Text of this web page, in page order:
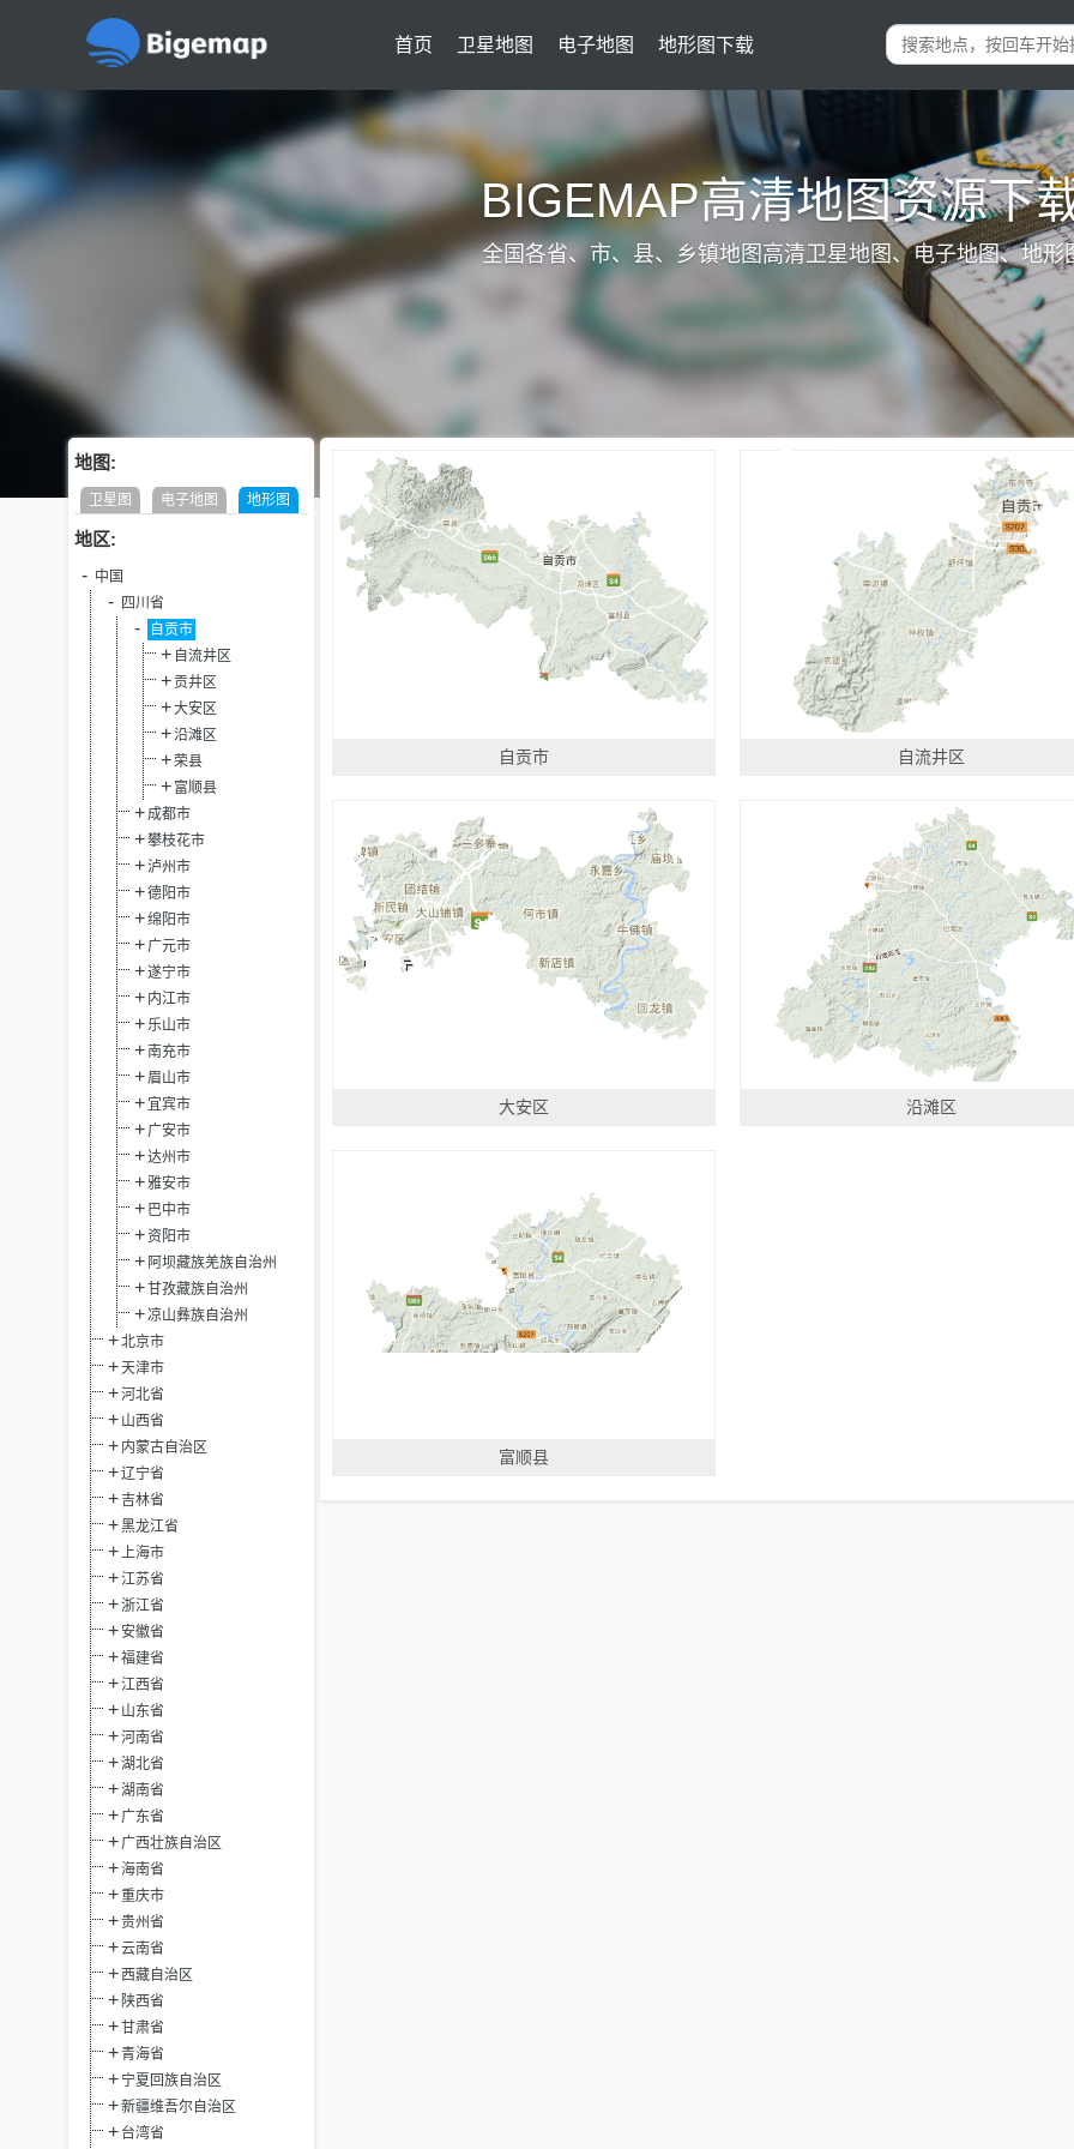
首页 卫星地图 电子地图 地形图下载
BIGEMAP高清地图资源下
全国各省、市、县、乡镇地图高清卫星地图、电子地图、地形
地图:
卫星图 电子地图 地形图
地区:
中国
四川省
自贡市
自流井区
贡井区
大安区
沿滩区
荣县
富顺县
成都市
攀枝花市
泸州市
德阳市
绵阳市
广元市
遂宁市
内江市
乐山市
南充市
眉山市
宜宾市
广安市
达州市
雅安市
巴中市
资阳市
阿坝藏族羌族自治州
甘孜藏族自治州
凉山彝族自治州
北京市
天津市
河北省
山西省
内蒙古自治区
辽宁省
吉林省
黑龙江省
上海市
江苏省
浙江省
安徽省
福建省
江西省
山东省
河南省
湖北省
湖南省
广东省
广西壮族自治区
海南省
重庆市
贵州省
云南省
西藏自治区
陕西省
甘肃省
青海省
宁夏回族自治区
新疆维吾尔自治区
台湾省
自贡市 自流井区
大安区 沿滩区
富顺县